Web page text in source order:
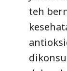
teh